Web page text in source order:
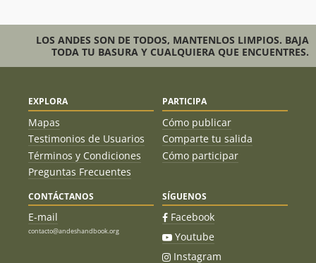
LOS ANDES SON DE TODOS, MANTENLOS LIMPIOS. BAJA
TODA TU BASURA Y CUALQUIERA QUE ENCUENTRES.
EXPLORA
Mapas
Testimonios de Usuarios
Términos y Condiciones
Preguntas Frecuentes
PARTICIPA
Cómo publicar
Comparte tu salida
Cómo participar
CONTÁCTANOS
E-mail
contacto@andeshandbook.org
SÍGUENOS
Facebook
Youtube
Instagram